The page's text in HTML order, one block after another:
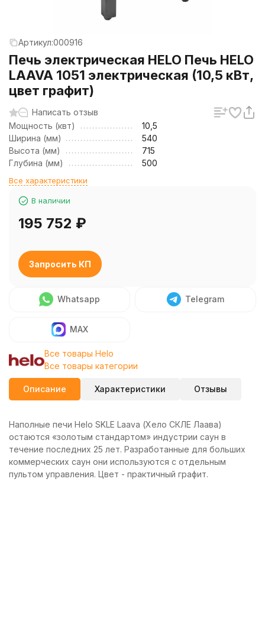
Артикул:000916
Печь электрическая HELO Печь HELO
LAAVA 1051 электрическая (10,5 кВт,
цвет графит)
Написать отзыв
Мощность (квт)
10,5
Ширина (мм)
540
Высота (мм)
715
Глубина (мм)
500
Все характеристики
В наличии
195 752 ₽
Запросить КП
Whatsapp Telegram
MAX
Все товары Helo
Все товары категории
Описание Характеристики Отзывы
Наполные печи Helo SKLE Laava (Хело СКЛЕ Лаава)
остаются «золотым стандартом» индустрии саун в
течение последних 25 лет. Разработанные для больших
коммерческих саун они используются с отдельным
пультом управления. Цвет - практичный графит.